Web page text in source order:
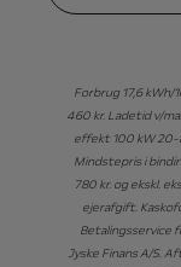
Forbrug 17,6
460 kr. Ladetid v/
effekt 100 kW 20-
Mindstepris i
780 kr. og ekskl.
ejerafgift.
Betalingsservice
Jyske Finans A/S.